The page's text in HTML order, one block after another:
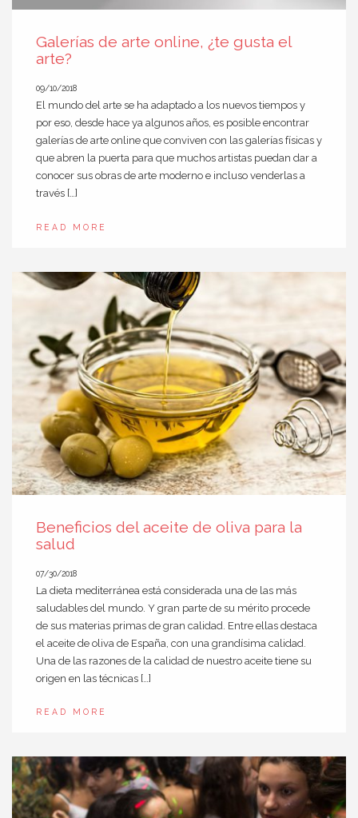
Galerías de arte online, ¿te gusta el
arte?
09/10/2018
El mundo del arte se ha adaptado a los nuevos tiempos y
por eso, desde hace ya algunos años, es posible encontrar
galerías de arte online que conviven con las galerías físicas y
que abren la puerta para que muchos artistas puedan dar a
conocer sus obras de arte moderno e incluso venderlas a
través […]
READ MORE
Beneficios del aceite de oliva para la
salud
07/30/2018
La dieta mediterránea está considerada una de las más
saludables del mundo. Y gran parte de su mérito procede
de sus materias primas de gran calidad. Entre ellas destaca
el aceite de oliva de España, con una grandísima calidad.
Una de las razones de la calidad de nuestro aceite tiene su
origen en las técnicas […]
READ MORE